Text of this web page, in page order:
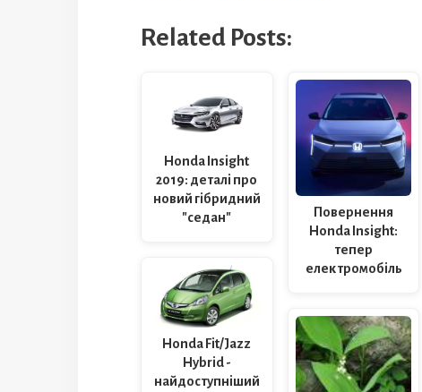
Related Posts:
Honda Insight
2019: деталі про
новий гібридний
"седан"
Honda Fit/Jazz
Hybrid -
найдоступніший
Повернення
Honda Insight:
тепер
електромобіль